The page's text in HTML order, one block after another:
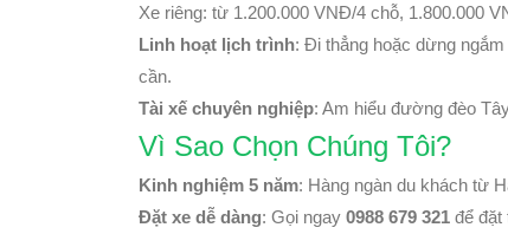
Xe riêng: từ 1.200.000 VNĐ/4 chỗ, 1.800.000
Linh hoạt lịch trình: Đi thẳng hoặc dừng
cần.
Tài xế chuyên nghiệp: Am hiểu đường đèo
Vì Sao Chọn Chúng Tôi?
Kinh nghiệm 5 năm: Hàng ngàn du khách từ
Đặt xe dễ dàng: Gọi ngay 0988 679 321 để đặt